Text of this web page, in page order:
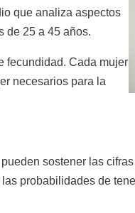
que analiza aspectos
de 25 a 45 años.
fecundidad. Cada mujer
necesarios para la
sostener las
probabilidades de